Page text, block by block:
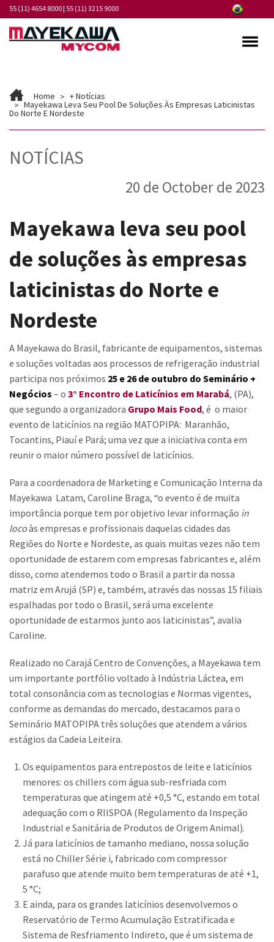
55 (11) 4654 8000| 55 (11) 3215 9000
Programa de Integridade
Mercados
Produtos
Fornecedores
Notícias
Contato
Trabalhe Conosco
Home + Notícias
Mayekawa Leva Seu Pool De Soluções Às Empresas Laticinistas
Do Norte E Nordeste
NOTÍCIAS
20 de October de 2023
Mayekawa leva seu pool
de soluções às empresas
laticinistas do Norte e
Nordeste
A Mayekawa do Brasil, fabricante de equipamentos, sistemas
e soluções voltadas aos processos de refrigeração industrial
participa nos próximos 25 e 26 de outubro do Seminário +
Negócios – o 3° Encontro de Laticínios em Marabá, (PA),
que segundo a organizadora Grupo Mais Food, é o maior
evento de laticínios na região MATOPIPA: Maranhão,
Tocantins, Piauí e Pará; uma vez que a iniciativa conta em
reunir o maior número possível de laticínios.
Para a coordenadora de Marketing e Comunicação Interna da
Mayekawa Latam, Caroline Braga, “o evento é de muita
importância porque tem por objetivo levar informação in
locoàs empresas e profissionais daquelas cidades das
Regiões do Norte e Nordeste, as quais muitas vezes não tem
oportunidade de estarem com empresas fabricantes e, além
disso, como atendemos todo o Brasil a partir da nossa
matriz em Arujá (SP) e, também, através das nossas 15 filiais
espalhadas por todo o Brasil, será uma excelente
oportunidade de estarmos junto aos laticinistas”, avalia
Caroline.
Realizado no Carajá Centro de Convenções, a Mayekawa tem
um importante portfólio voltado à Indústria Láctea, em
total consonância com as tecnologias e Normas vigentes,
conforme as demandas do mercado, destacamos para o
Seminário MATOPIPA três soluções que atendem a vários
estágios da Cadeia Leiteira.
Os equipamentos para entrepostos de leite e laticínios
menores: os chillers com água sub-resfriada com
temperaturas que atingem até +0,5 °C, estando em total
adequação com o RIISPOA (Regulamento da Inspeção
Industrial e Sanitária de Produtos de Origem Animal).
Já para laticínios de tamanho mediano, nossa solução
está no Chiller Série i, fabricado com compressor
parafuso que atende muito bem temperaturas de até +1,
5 °C;
E ainda, para os grandes laticínios desenvolvemos o
Reservatório de Termo Acumulação Estratificada e
Sistema de Resfriamento Indireto, que é um sistema de